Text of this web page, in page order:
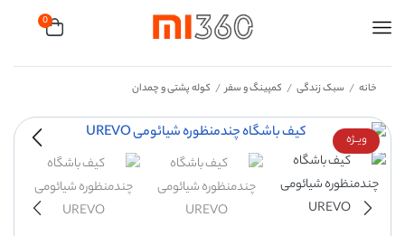
0
خانه / سبک زندگی / کمپینگ و سفر / کوله پشتی و چمدان
ویــژه